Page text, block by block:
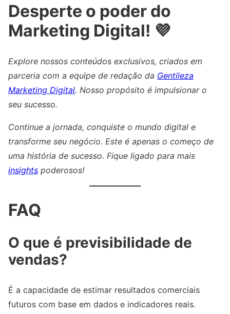
Desperte o poder do
Marketing Digital! 💜
Explore nossos conteúdos exclusivos, criados em
parceria com a equipe de redação da Gentileza
Marketing Digital. Nosso propósito é impulsionar o
seu sucesso.
Continue a jornada, conquiste o mundo digital e
transforme seu negócio. Este é apenas o começo de
uma história de sucesso. Fique ligado para mais
insights poderosos!
FAQ
O que é previsibilidade de
vendas?
É a capacidade de estimar resultados comerciais
futuros com base em dados e indicadores reais.